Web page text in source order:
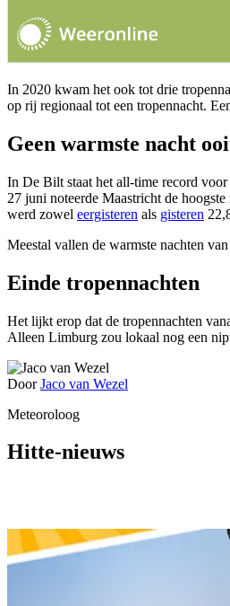
In 2020 kwam het ook tot drie
op rij regionaal tot een tropennacht.
Geen warmste nacht
In De Bilt staat het all-time record
27 juni noteerde Maastricht de
werd zowel eergisteren als gisteren
Meestal vallen de warmste nachten
Einde tropennachten
Het lijkt erop dat de tropennachten
Alleen Limburg zou lokaal nog een
DoorJaco van Wezel
Meteoroloog
Hitte-nieuws